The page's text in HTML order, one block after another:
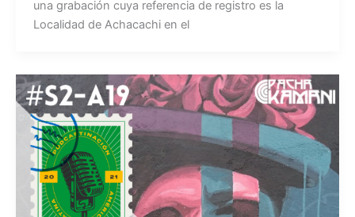
una grabación cuya referencia de registro es la
Localidad de Achacachi en el